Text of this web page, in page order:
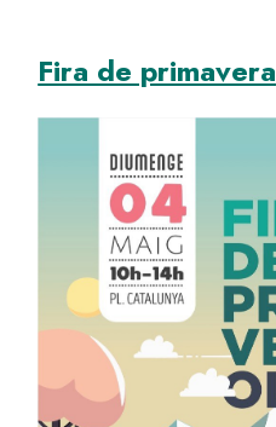
Fira de primavera